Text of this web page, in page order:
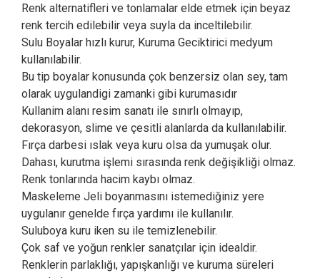
Renk alternatifleri ve tonlamalar elde etmek için beyaz
renk tercih edilebilir veya suyla da inceltilebilir.
Sulu Boyalar hızlı kurur, Kuruma Geciktirici medyum
kullanılabilir.
Bu tip boyalar konusunda çok benzersiz olan sey, tam
olarak uygulandigi zamanki gibi kurumasıdır
Kullanim alanı resim sanatı ile sınırlı olmayıp,
dekorasyon, slime ve çesitli alanlarda da kullanılabilir.
Fırça darbesi ıslak veya kuru olsa da yumuşak olur.
Dahası, kurutma işlemi sırasında renk değişikliği olmaz.
Renk tonlarında hacim kaybı olmaz.
Maskeleme Jeli boyanmasını istemediğiniz yere
uygulanır genelde fırça yardımı ile kullanılır.
Suluboya kuru iken su ile temizlenebilir.
Çok saf ve yoğun renkler sanatçılar için idealdir.
Renklerin parlaklığı, yapışkanlığı ve kuruma süreleri